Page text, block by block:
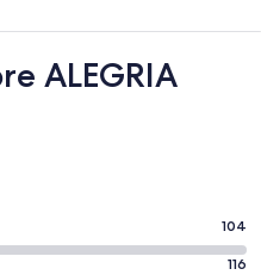
ALEGRIA
104
116